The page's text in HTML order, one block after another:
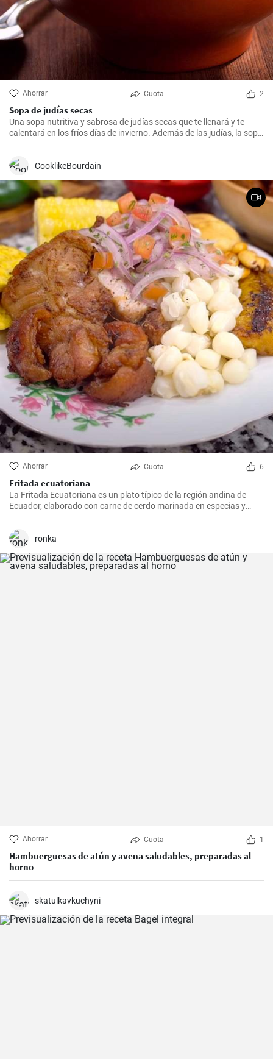
Ahorrar Cuota 2
Sopa de judías secas
Una sopa nutritiva y sabrosa de judías secas que te llenará y te
calentará en los fríos días de invierno. Además de las judías, la sopa
también tiene patatas, zanahorias y cebolla, que le dan un rico
CooklikeBourdain
Ahorrar Cuota 6
Fritada ecuatoriana
La Fritada Ecuatoriana es un plato típico de la región andina de
Ecuador, elaborado con carne de cerdo marinada en especias y
cocinada a fuego lento en una olla con agua hasta que quede suave
y tierna.
ronka
Ahorrar Cuota 1
Hambuerguesas de atún y avena saludables, preparadas al
horno
skatulkavkuchyni